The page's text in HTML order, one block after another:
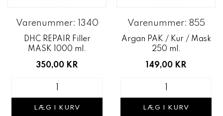
Varenummer: 1340
DHC REPAIR Filler
MASK 1000 ml.
350,00 KR
LÆG I KURV
Varenummer: 855
Argan PAK / Kur / Mask
250 ml.
149,00 KR
LÆG I KURV